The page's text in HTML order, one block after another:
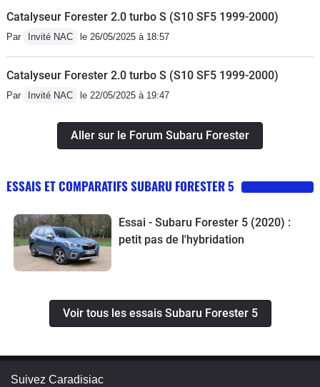
rêve!Aucun problème jusqu'ici.
Catalyseur Forester 2.0 turbo S (S10 SF5 1999-2000)
Par Invité NAC le 26/05/2025 à 18:57
Catalyseur Forester 2.0 turbo S (S10 SF5 1999-2000)
Par Invité NAC le 22/05/2025 à 19:47
Aller sur le Forum Subaru Forester
ESSAIS ET COMPARATIFS SUBARU FORESTER 5
Essai - Subaru Forester 5 (2020) :
petit pas de l'hybridation
Voir tous les essais Subaru Forester 5
Suivez Caradisiac